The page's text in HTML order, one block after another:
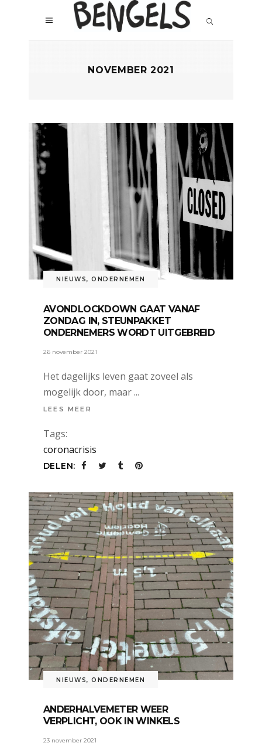
NOVEMBER 2021
NIEUWS, ONDERNEMEN
AVONDLOCKDOWN GAAT VANAF
ZONDAG IN, STEUNPAKKET
ONDERNEMERS WORDT UITGEBREID
26 november 2021
Het dagelijks leven gaat zoveel als
mogelijk door, maar
LEES MEER
Tags:
coronacrisis
DELEN:
NIEUWS, ONDERNEMEN
ANDERHALVEMETER WEER
VERPLICHT, OOK IN WINKELS
23 november 2021